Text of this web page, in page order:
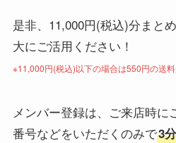
是非、11,000円(税込)分まと
大にご活用ください！
※11,000円(税込)以下の場合は550円の送料
メンバー登録は、ご来店時に
番号などをいただくのみで3